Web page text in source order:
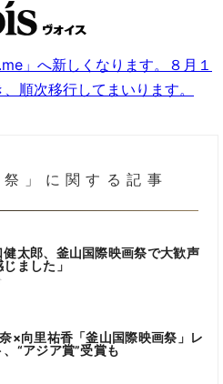
」へ新しくなります。８月１
順次移行してまいります。
祭」に関する記事
太郎、釜山国際映画祭で大歓声
ました」
×向里祐香「釜山国際映画祭」レ
“アジア賞”受賞も